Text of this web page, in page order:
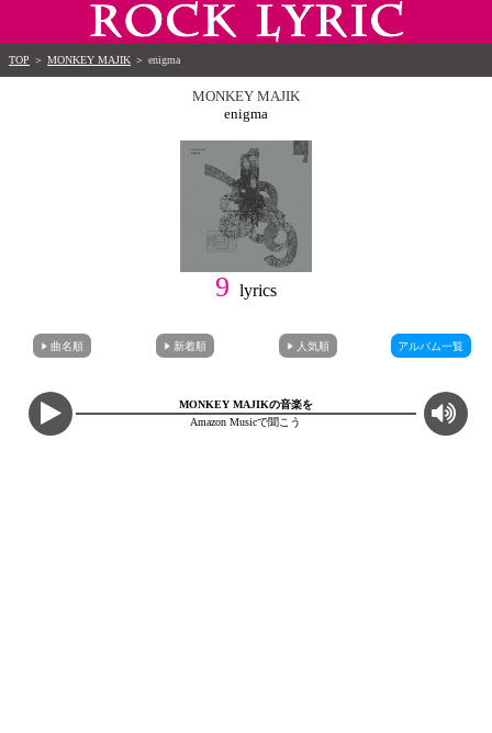
TOP ＞ MONKEY MAJIK ＞ enigma
MONKEY MAJIK
enigma
9 lyrics
曲名順 新着順 人気順 アルバム一覧
MONKEY MAJIKの音楽を
Amazon Musicで聞こう